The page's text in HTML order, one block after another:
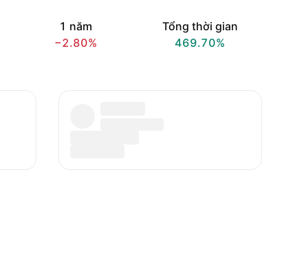
1 năm
−2.80%
Tổng thời gian
469.70%